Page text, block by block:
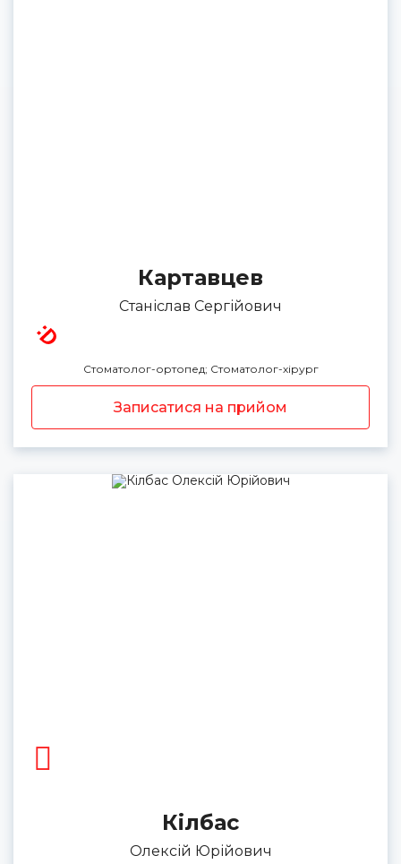
Картавцев
Станіслав Сергійович
Стоматолог-ортопед; Стоматолог-хірург
Записатися на прийом
Кілбас
Олексій Юрійович